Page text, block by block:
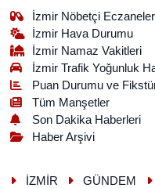
İzmir Nöbetçi Eczaneler
İzmir Hava Durumu
İzmir Namaz Vakitleri
İzmir Trafik Yoğunluk
Puan Durumu ve
Tüm Manşetler
Son Dakika Haberleri
Haber Arşivi
İZMİR GÜNDEM